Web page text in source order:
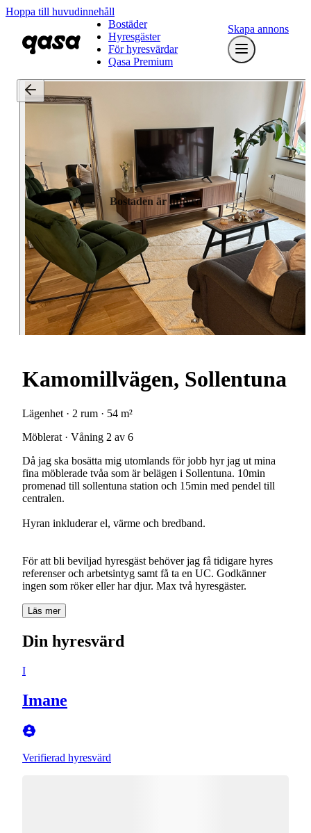
Hoppa till huvudinnehåll
Bostäder
Hyresgäster
För hyresvärdar
Qasa Premium
Skapa annons
Bostaden är uthyrd
Kamomillvägen, Sollentuna
Lägenhet · 2 rum · 54 m²
Möblerat · Våning 2 av 6
Då jag ska bosätta mig utomlands för jobb hyr jag ut mina
fina möblerade tvåa som är belägen i Sollentuna. 10min
promenad till sollentuna station och 15min med pendel till
centralen.
Hyran inkluderar el, värme och bredband.
För att bli beviljad hyresgäst behöver jag få tidigare hyres
referenser och arbetsintyg samt få ta en UC. Godkänner
Läs mer
Din hyresvärd
I
Imane
Verifierad hyresvärd